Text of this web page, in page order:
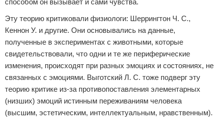
способом он вызывает и сами чувства.
Эту теорию критиковали физиологи: Шеррингтон Ч. С.,
Кеннон У. и другие. Они основывались на данные,
полученные в экспериментах с животными, которые
свидетельствовали, что одни и те же периферические
изменения, происходят при разных эмоциях и состояниях, не
связанных с эмоциями. Выготский Л. С. тоже подверг эту
теорию критике из-за противопоставления элементарных
(низших) эмоций истинным переживаниям человека
(высшим, эстетическим, интеллектуальным, нравственным).